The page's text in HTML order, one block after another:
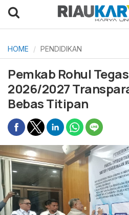
HOME PENDIDIKAN
Pemkab Rohul
2026/2027
Bebas Titipan